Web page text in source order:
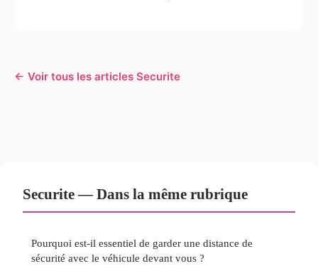
← Voir tous les articles Securite
Securite — Dans la même rubrique
Pourquoi est-il essentiel de garder une distance de
sécurité avec le véhicule devant vous ?